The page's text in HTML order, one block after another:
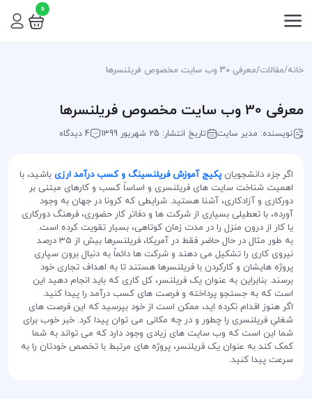
0
خانه/مقالات/معرفی 30 وب سایت مخصوص فریلنسرها
معرفی 30 وب سایت مخصوص فریلنسرها
نویسنده: مدیر سایت تاریخ انتشار: 25 شهریور 1399 4 دیدگاه
اگر جزء دانشجویانپکیج آموزش فریلنسینگ و کسب درآمد ارزیباشید، با
اهمیت شناخت سایت های فریلنسری و اساساً کسب و کارهای مبتنی بر
دورکاری و آزادکاری، آشنا هستید. شرایطی که کرونا در جهان به وجود
آورده، با تعطیلی بسیاری از شرکت ها و دفاتر کار حضوری، فرهنگ دورکاری
یا کار از درون منزل را در مدت زمان کوتاهی، بسیار تقویت کرده است.
به طور مثال در حال حاضر فقط در آمریکا، فریلنسرها بیش از 35 درصد
نیروی کاری را تشکیل می دهند و شرکت ها دائماً به دنبال برون سپاری
پروژه هایشان و کارکردن با فریلنسرها هستند تا به اهداف تجاری خود
برسند. بنابراین به عنوان یک فریلنسر، کل کاری که باید انجام دهید این
است که به جستجو پرداخته و فرصت های کسب درآمد را پیدا کنید.
اگر هنوز اقدام نکرده اید، ممکن است از خود بپرسید که این فرصت های
شغلیِ فریلنسری را چطور و در چه مکانی می توان پیدا کرد. خبر خوب برای
شما این است که وب سایت های زیادی وجود دارد که می تواند به شما
کمک کند به عنوان یک فریلنسر، پروژه های مرتبط با تخصص خودتان را به
سرعت پیدا کنید.